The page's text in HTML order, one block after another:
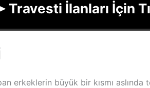
Travesti İlanları İçin
erkeklerin büyük bir kısmı